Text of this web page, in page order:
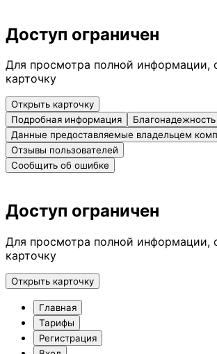
Доступ ограничен
Для просмотра полной информации,
карточку
Открыть карточку
Подробная информация
Благонадежность
Данные предоставляемые владельцем
Отзывы пользователей
Сообщить об ошибке
Доступ ограничен
Для просмотра полной информации,
карточку
Открыть карточку
Главная
Тарифы
Регистрация